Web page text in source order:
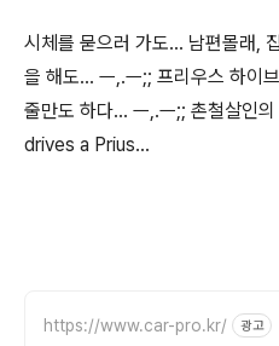
시체를 묻으러 가도... 남편몰래,
을 해도... ㅡ,.ㅡ;; 프리우스 하이
줄만도 하다... ㅡ,.ㅡ;; 촌철살인
drives a Prius...
https://www.car-pro.kr/ 광고